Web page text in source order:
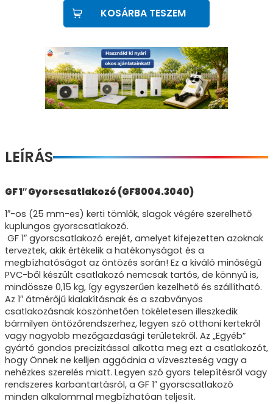
KOSÁRBA TESZEM
LEÍRÁS
GF 1″ Gyorscsatlakozó (GF8004.3040)
1″-os (25 mm-es) kerti tömlők, slagok végére szerelhető
kuplungos gyorscsatlakozó.
GF 1″ gyorscsatlakozó erejét, amelyet kifejezetten azoknak
terveztek, akik értékelik a hatékonyságot és a
megbízhatóságot az öntözés során! Ez a kiváló minőségű
PVC-ből készült csatlakozó nemcsak tartós, de könnyű is,
mindössze 0,15 kg, így egyszerűen kezelhető és szállítható.
Az 1″ átmérőjű kialakításnak és a szabványos
csatlakozásnak köszönhetően tökéletesen illeszkedik
bármilyen öntözőrendszerhez, legyen szó otthoni kertekről
vagy nagyobb mezőgazdasági területekről. Az „Egyéb”
gyártó gondos precizitással alkotta meg ezt a csatlakozót,
hogy Önnek ne kelljen aggódnia a vízveszteség vagy a
nehézkes szerelés miatt. Legyen szó gyors telepítésről vagy
rendszeres karbantartásról, a GF 1″ gyorscsatlakozó
minden alkalommal megbízhatóan teljesít.